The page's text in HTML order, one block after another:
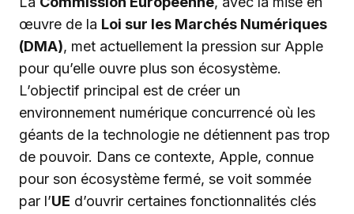
œuvre de la Loi sur les Marchés Numériques
(DMA), met actuellement la pression sur Apple
pour qu’elle ouvre plus son écosystème.
L’objectif principal est de créer un
environnement numérique concurrencé où les
géants de la technologie ne détiennent pas trop
de pouvoir. Dans ce contexte, Apple, connue
pour son écosystème fermé, se voit sommée
par l’UE d’ouvrir certaines fonctionnalités clés